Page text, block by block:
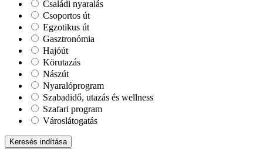
Családi nyaralás
Csoportos út
Egzotikus út
Gasztronómia
Hajóút
Körutazás
Nászút
Nyaralóprogram
Szabadidő, utazás és wellness
Szafari program
Városlátogatás
Keresés indítása